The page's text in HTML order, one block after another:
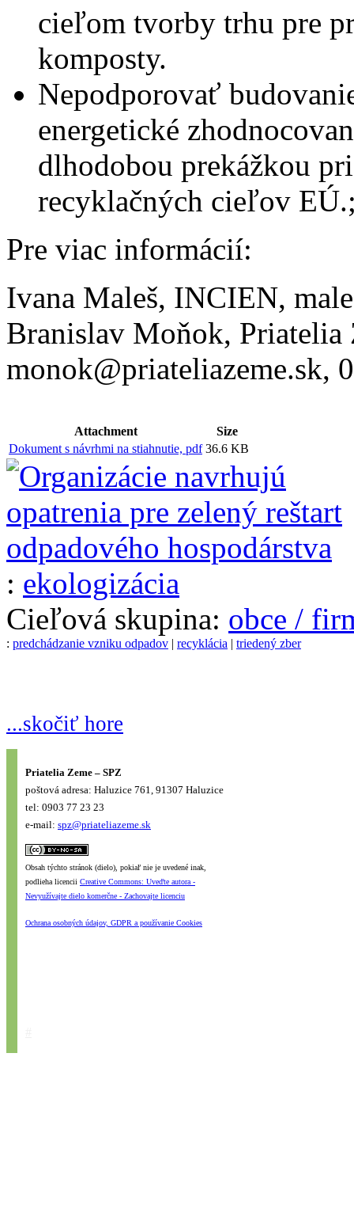
cieľom tvorby trhu pre
komposty.
Nepodporovať
energetické
dlhodobou prekážkou
recyklačných cieľov
Pre viac informácií:
Ivana Maleš, INCIEN,
Branislav Moňok, Priatelia
monok@priateliazeme.sk,
Attachment
Size
Dokument s návrhmi na stiahnutie, pdf 36.6 KB
: ekologizácia
Cieľová skupina: obce /
: predchádzanie vzniku odpadov | recyklácia | triedený zber
...skočiť hore
Priatelia Zeme – SPZ
poštová adresa: Haluzice 761, 91307 Haluzice
tel: 0903 77 23 23
e-mail: spz@priateliazeme.sk
Obsah týchto stránok (dielo), pokiaľ nie je uvedené inak,
podlieha licencii Creative Commons: Uveďte autora -
Nevyužívajte dielo komerčne - Zachovajte licenciu
Ochrana osobných údajov, GDPR a používanie Cookies